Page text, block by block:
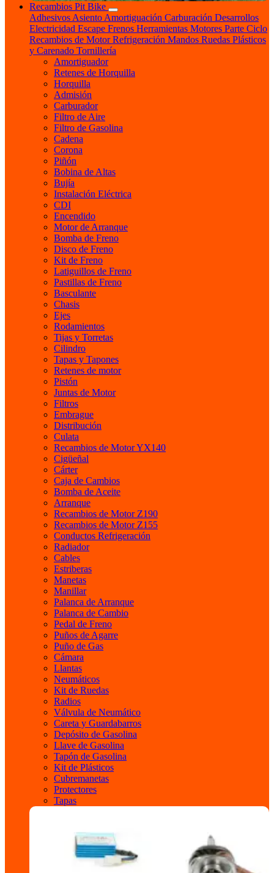
Recambios Pit Bike
Adhesivos Asiento Amortiguación Carburación Desarrollos
Electricidad Escape Frenos Herramientas Motores Parte Ciclo
Recambios de MotorRefrigeración Mandos Ruedas Plásticos
y Carenado Tornillería
Amortiguador
Retenes de Horquilla
Horquilla
Admisión
Carburador
Filtro de Aire
Filtro de Gasolina
Cadena
Corona
Piñón
Bobina de Altas
Bujía
Instalación Eléctrica
CDI
Encendido
Motor de Arranque
Bomba de Freno
Disco de Freno
Kit de Freno
Latiguillos de Freno
Pastillas de Freno
Basculante
Chasis
Ejes
Rodamientos
Tijas y Torretas
Cilindro
Tapas y Tapones
Retenes de motor
Pistón
Juntas de Motor
Filtros
Embrague
Distribución
Culata
Recambios de Motor YX140
Cigüeñal
Cárter
Caja de Cambios
Bomba de Aceite
Arranque
Recambios de Motor Z190
Recambios de Motor Z155
Conductos Refrigeración
Radiador
Cables
Estriberas
Manetas
Manillar
Palanca de Arranque
Palanca de Cambio
Pedal de Freno
Puños de Agarre
Puño de Gas
Cámara
Llantas
Neumáticos
Kit de Ruedas
Radios
Válvula de Neumático
Careta y Guardabarros
Depósito de Gasolina
Llave de Gasolina
Tapón de Gasolina
Kit de Plásticos
Cubremanetas
Protectores
Tapas